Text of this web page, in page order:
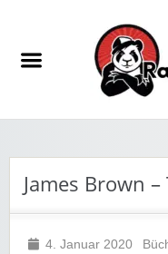
James Brown
4. Januar 2020